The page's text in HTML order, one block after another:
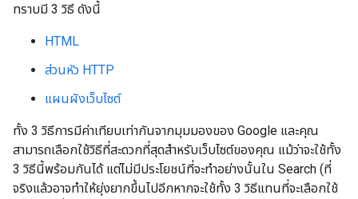
ทราบมี 3 วิธี ดังนี้
HTML
ส่วนหัว HTTP
แผนผังเว็บไซต์
ทั้ง 3 วิธีการมีค่าเทียบเท่ากันจากมุมมองของ Google และคุณ
สามารถเลือกใช้วิธีที่สะดวกที่สุดสําหรับเว็บไซต์ของคุณ แม้ว่าจะใช้ทั้ง
3 วิธีนี้พร้อมกันได้ แต่ไม่มีประโยชน์ที่จะทำอย่างนั้นใน Search (ที่
จริงแล้วอาจทำให้ยุ่งยากขึ้นไปอีกหากจะใช้ทั้ง 3 วิธีแทนที่จะเลือกใช้